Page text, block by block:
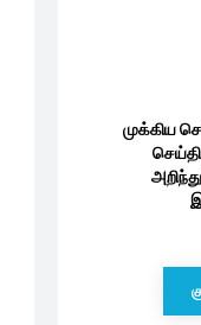
முக்கிய